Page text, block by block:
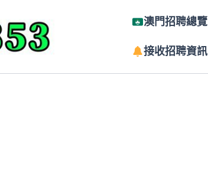
澳門招聘總覽
接收招聘資訊